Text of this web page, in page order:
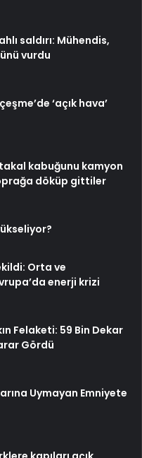
saldırı: Mühendis,
vurdu
‘açık hava’
kabuğunu kamyon
döküp gittiler
Orta ve
enerji krizi
Felaketi: 59 Bin Dekar
Gördü
Uymayan Emniyete